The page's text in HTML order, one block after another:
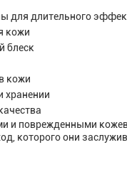
для длительного
кожи
блеск
кожи
хранении
и поврежденными
которого они